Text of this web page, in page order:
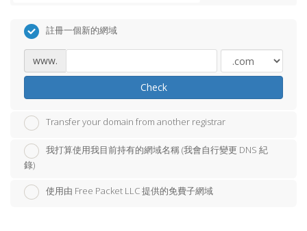
註冊一個新的網域
www.
Check
Transfer your domain from another registrar
我打算使用我目前持有的網域名稱 (我會自行變更 DNS 紀
錄)
使用由 Free Packet LLC 提供的免費子網域